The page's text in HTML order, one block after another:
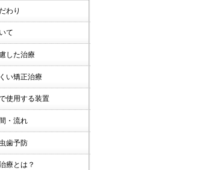
わり
て
した治療
い矯正治療
使用する装置
・流れ
歯予防
療とは？